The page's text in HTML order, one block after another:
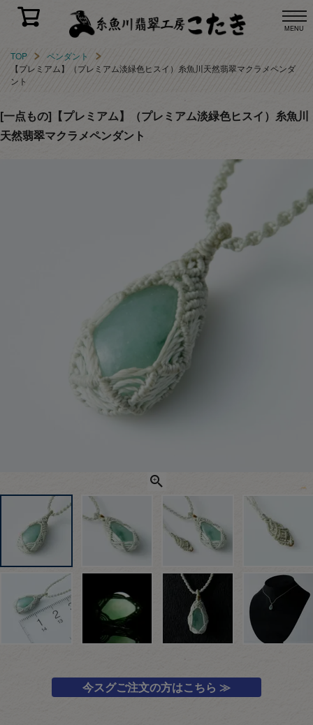
MENU
TOP
ペンダント
【プレミアム】（プレミアム淡緑色ヒスイ）糸魚川天然翡翠マクラメペンダ
ント
[一点もの]【プレミアム】（プレミアム淡緑色ヒスイ）糸魚川
天然翡翠マクラメペンダント
今スグご注文の方はこちら ≫